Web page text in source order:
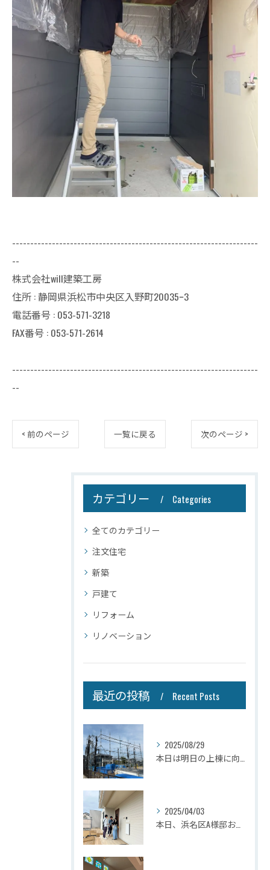
--------------------------------------------------------------------
--
株式会社will建築工房
住所 : 静岡県浜松市中央区入野町20035ｰ3
電話番号 : 053-571-3218
FAX番号 : 053-571-2614
--------------------------------------------------------------------
--
< 前のページ 一覧に戻る 次のページ >
カテゴリー Categories
全てのカテゴリー
注文住宅
新築
戸建て
リフォーム
リノベーション
最近の投稿 Recent Posts
2025/08/29
2025/04/03